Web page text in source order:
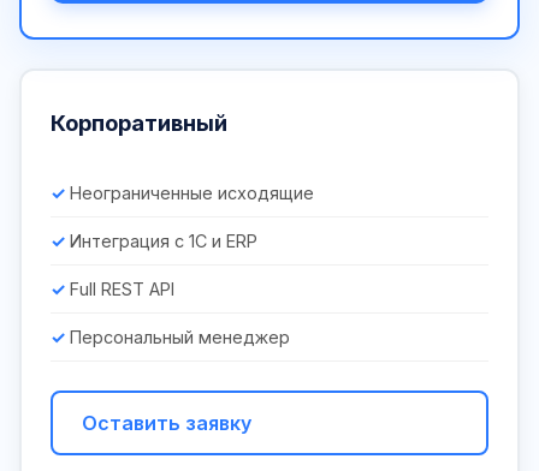
Корпоративный
Неограниченные исходящие
Интеграция с 1С и ERP
Full REST API
Персональный менеджер
Оставить заявку